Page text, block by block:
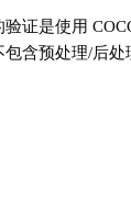
验证是使用
含预处理/后处